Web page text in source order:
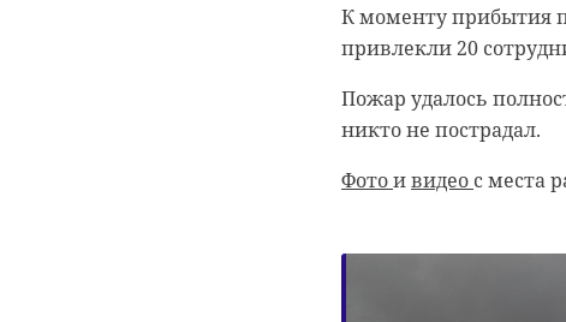
К моменту прибытия
привлекли 20
Пожар удалось
никто не пострадал.
Фотоивидео с места
отметил звонивший.
Вопрос по
создают
называемых "тысячи
"Мы